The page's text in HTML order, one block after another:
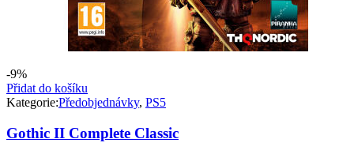
-9%
Přidat do košíku
Kategorie:Předobjednávky, PS5
Gothic II Complete Classic